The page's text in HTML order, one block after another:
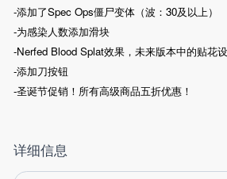
-添加了Spec Ops僵尸变体（波：30及以上）
-为感染人数添加滑块
-Nerfed Blood Splat效果，未来版本中的贴花
-添加刀按钮
-圣诞节促销！所有高级商品五折优惠！
详细信息